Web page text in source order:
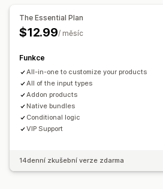
Podmíněné nacenění
Dynamické nacenění
Prémiové příplatky
Cross-sellingové balíčky
Digitální produkty
Ceny, které můžete nastavit
Pevné nacenění Slevy Paušální slevy
Slevy na košík
Dynamické nacenění
The Essential Plan
$12.99/ měsíc
Funkce
All-in-one to customize your products
All of the input types
Addon products
Native bundles
Conditional logic
VIP Support
14denní zkušební verze zdarma